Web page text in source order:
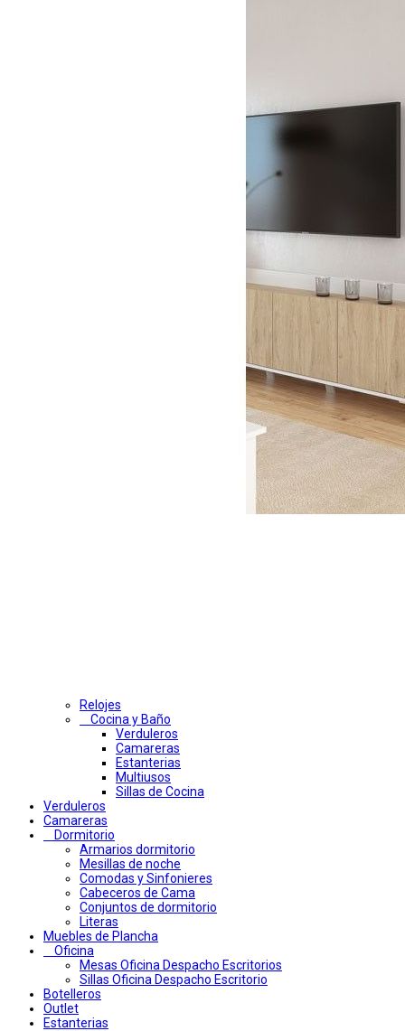
Relojes
Cocina y Baño
Verduleros
Camareras
Estanterias
Multiusos
Sillas de Cocina
Verduleros
Camareras
Dormitorio
Armarios dormitorio
Mesillas de noche
Comodas y Sinfonieres
Cabeceros de Cama
Conjuntos de dormitorio
Literas
Muebles de Plancha
Oficina
Mesas Oficina Despacho Escritorios
Sillas Oficina Despacho Escritorio
Botelleros
Outlet
Estanterias